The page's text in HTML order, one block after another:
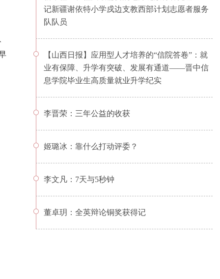
记新疆谢依特小学戍边支教西部计划志愿者服务
队队员
【山西日报】应用型人才培养的“信院答卷”：就
业有保障、升学有突破、发展有通道——晋中信
息学院毕业生高质量就业升学纪实
李晋荣：三年公益的收获
姬璐冰：靠什么打动评委？
李文凡：7天与5秒钟
董卓玥：全英辩论铜奖获得记